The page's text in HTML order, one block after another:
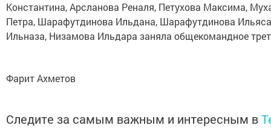
Константина, Арсланова Реналя, Петухова Максима,
Петра, Шарафутдинова Ильдана, Шарафутдинова
Ильназа, Низамова Ильдара заняла общекомандное
Фарит Ахметов
Следите за самым важным и интересным в